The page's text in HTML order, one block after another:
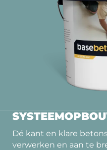
Dé kant en klare
verwerken en aan te